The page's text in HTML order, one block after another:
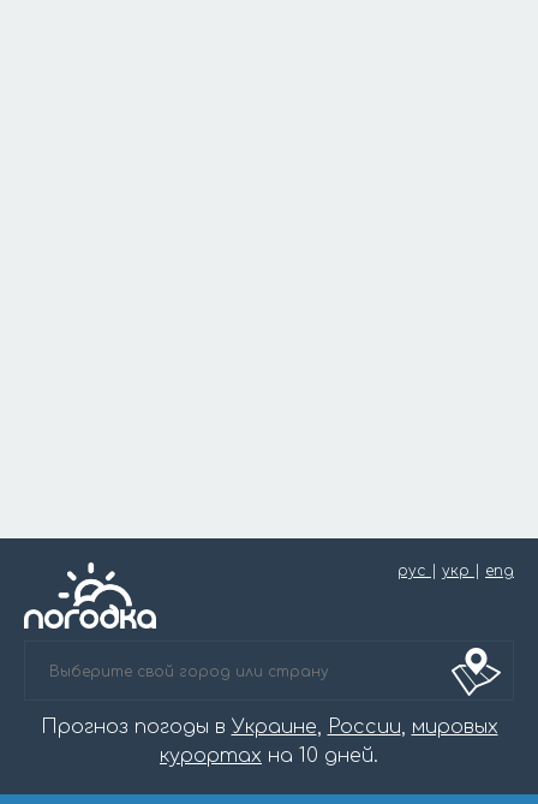
рус укр eng
Прогноз погоды в Украине, России, мировых
курортах на 10 дней.